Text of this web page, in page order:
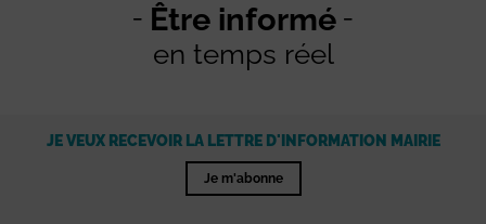
Être informé
en temps réel
JE VEUX RECEVOIR LA LETTRE D'INFORMATION MAIRIE
Je m'abonne